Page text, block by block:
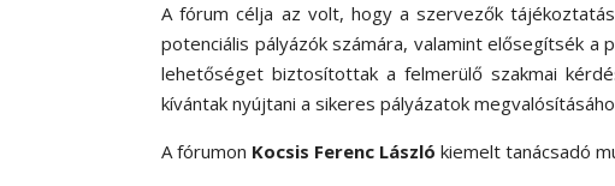
A fórum célja az volt, hogy a szervezők
potenciális pályázók számára, valamint elősegítsék
lehetőséget biztosítottak a felmerülő szakmai
kívántak nyújtani a sikeres pályázatok
A fórumon Kocsis Ferenc László kiemelt tanácsadó